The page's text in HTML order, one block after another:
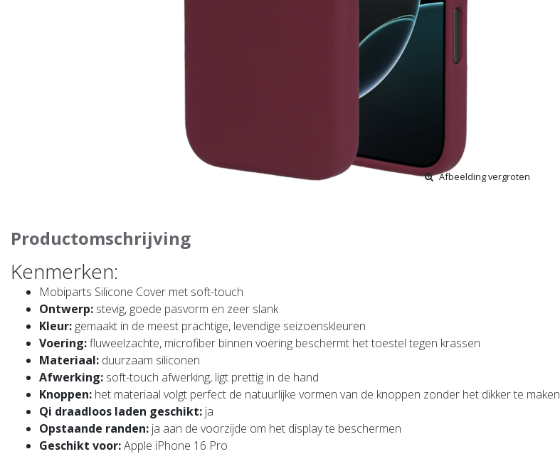
Afbeelding vergroten
Productomschrijving
Kenmerken:
Mobiparts Silicone Cover met soft-touch
Ontwerp: stevig, goede pasvorm en zeer slank
Kleur: gemaakt in de meest prachtige, levendige seizoenskleuren
Voering:fluweelzachte, microfiber binnen voering beschermt het toestel tegen krassen
Materiaal: duurzaam siliconen
Afwerking: soft-touch afwerking, ligt prettig in de hand
Knoppen: het materiaal volgt perfect de natuurlijke vormen van de knoppen zonder het dikker te maken
Qi draadloos laden geschikt: ja
Opstaande randen: ja aan de voorzijde om het display te beschermen
Geschikt voor:Apple iPhone 16 Pro